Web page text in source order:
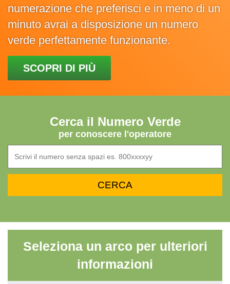
numerazione che preferisci e in meno di un
minuto avrai a disposizione un numero
verde perfettamente funzionante.
SCOPRI DI PIÙ
Cerca il Numero Verde
per conoscere l'operatore
Seleziona un arco per ulteriori
informazioni